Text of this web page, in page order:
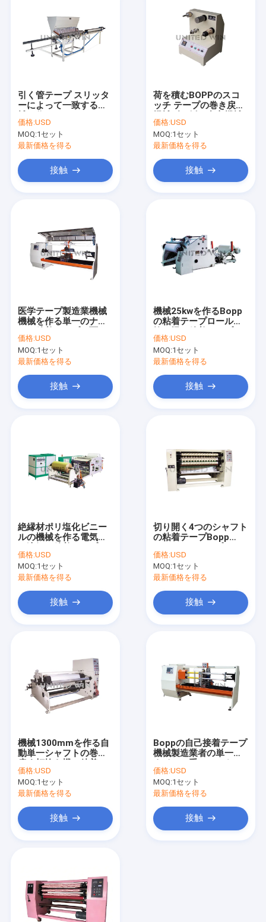
ビデオ
品質管理
私達に連絡しなさい
ニュース
テープ放出ライン
放出のコーティングのラミネーション ライン
円の織機機械
機械を作るFIBC袋
機械を作る防水シート
自動切断およびミシン
油圧梱包の出版物機械
機械を作る粘着テープ
機械をねじるヤーン
プラスチック純放出ライン
真空の凍結乾燥器
引く管テープ スリッタ
ーによって一致する機
価格:USD
MOQ:1セット
最新価格を得る
接触
荷を積むBOPPのスコ
ッチ テープの巻き戻す
の荷を下す
価格:USD
MOQ:1セット
最新価格を得る
接触
医学テープ製造業機械
機械を作る単一のナイ
包帯
価格:USD
MOQ:1セット
最新価格を得る
接触
機械25kwを作るBopp
の粘着テープロール打
価格:USD
MOQ:1セット
最新価格を得る
接触
絶縁材ポリ塩化ビニー
ルの機械を作る電気熱
価格:USD
MOQ:1セット
最新価格を得る
接触
切り開く4つのシャフト
の粘着テープBopp
めの機械を作る
価格:USD
MOQ:1セット
最新価格を得る
接触
機械1300mmを作る自
動単一シャフトの巻き
ープロール
価格:USD
MOQ:1セット
最新価格を得る
接触
Boppの自己接着テープ
機械製造業者の単一の
打抜き機
価格:USD
MOQ:1セット
最新価格を得る
接触